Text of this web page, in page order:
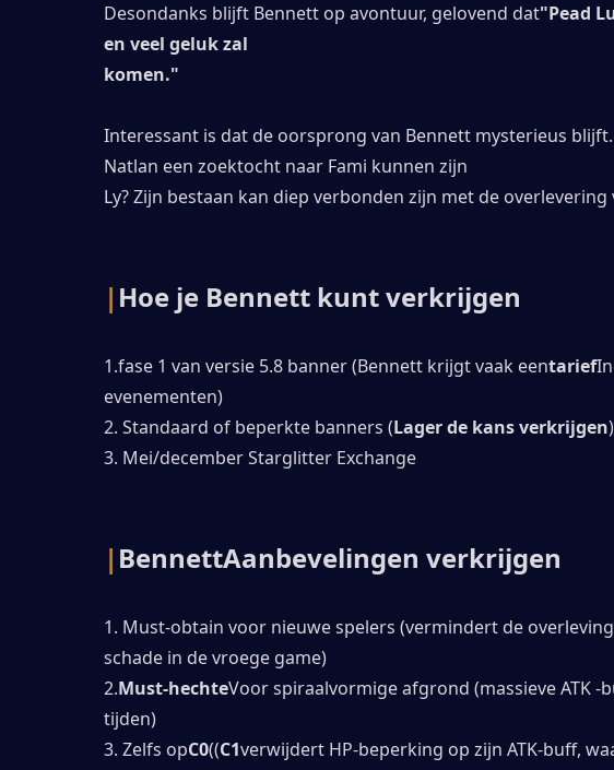
Desondanks blijft Bennett op avontuur, gelovend dat"Pead
en veel geluk zal
komen."
Interessant is dat de oorsprong van Bennett mysterieus
Natlan een zoektocht naar Fami kunnen zijn
Ly? Zijn bestaan kan diep verbonden zijn met de overlevering
| Hoe je Bennett kunt verkrijgen
1.fase 1 van versie 5.8 banner (Bennett krijgt vaak eentarief
evenementen)
2. Standaard of beperkte banners (Lager de kans verkrijgen
3. Mei/december Starglitter Exchange
| BennettAanbevelingen verkrijgen
1. Must-obtain voor nieuwe spelers (vermindert de
schade in de vroege game)
2.Must-hechteVoor spiraalvormige afgrond (massieve ATK
tijden)
3. Zelfs opC0((C1verwijdert HP-beperking op zijn ATK-buff,